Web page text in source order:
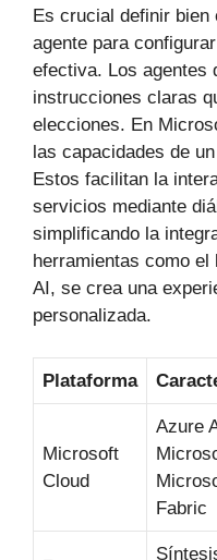
Es crucial definir
agente para
efectiva. Los agentes
instrucciones claras
elecciones. En
las capacidades de
Estos facilitan la
servicios mediante
simplificando la
herramientas como
AI, se crea una
personalizada.
Plataforma
Microsoft
Cloud
Azure
Fabric